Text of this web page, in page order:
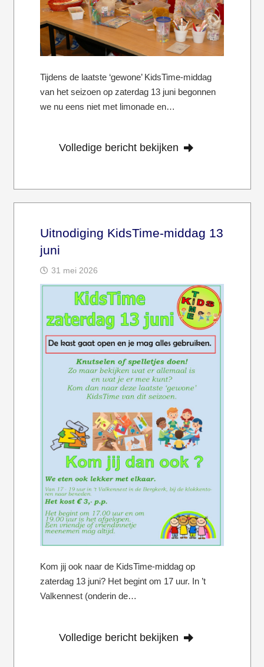
Tijdens de laatste ‘gewone’ KidsTime-middag
van het seizoen op zaterdag 13 juni begonnen
we nu eens niet met limonade en…
Volledige bericht bekijken
Uitnodiging KidsTime-middag 13
juni
31 mei 2026
Kom jij ook naar de KidsTime-middag op
zaterdag 13 juni? Het begint om 17 uur. In ’t
Valkennest (onderin de…
Volledige bericht bekijken